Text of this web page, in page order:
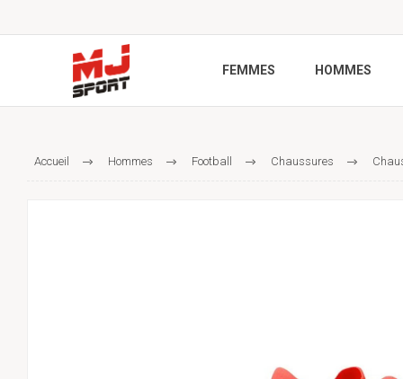
FEMMES HOMMES
Accueil Hommes Football Chaussures